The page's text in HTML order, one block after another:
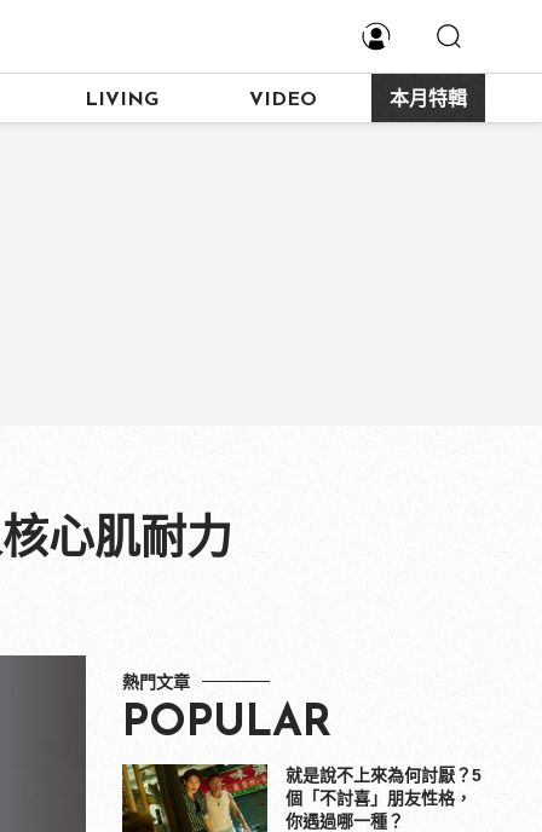
LIVING VIDEO 本月特輯
心肌耐力
熱門文章
POPULAR
就是說不上來為何討厭？5
個「不討喜」朋友性格，
你遇過哪一種？